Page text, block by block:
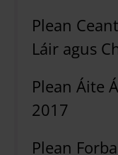
Plean
Láir agus
Plean Áite
2017
Plean